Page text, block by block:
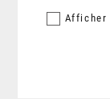
Afficher